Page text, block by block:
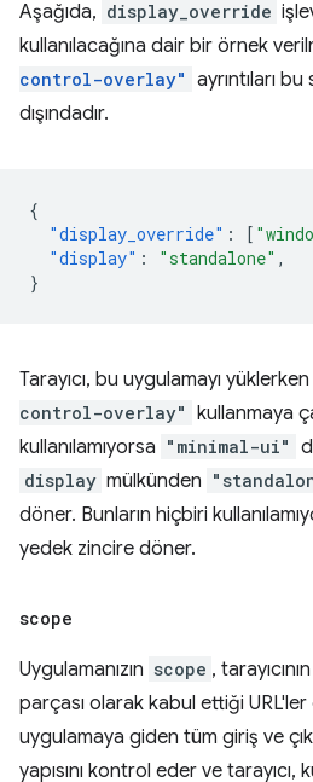
Aşağıda, display_override
kullanılacağına dair bir örnek
control-overlay" ayrıntıları
dışındadır.
{
"display_override" : [
"display" : "standalone" ,
}
Tarayıcı, bu uygulamayı
control-overlay" kullanmaya
kullanılamıyorsa "minimal-ui"
display mülkünden
döner. Bunların hiçbiri
yedek zincire döner.
scope
Uygulamanızın scope ,
parçası olarak kabul ettiği
uygulamaya giden tüm giriş ve
yapısını kontrol eder ve tarayıcı,